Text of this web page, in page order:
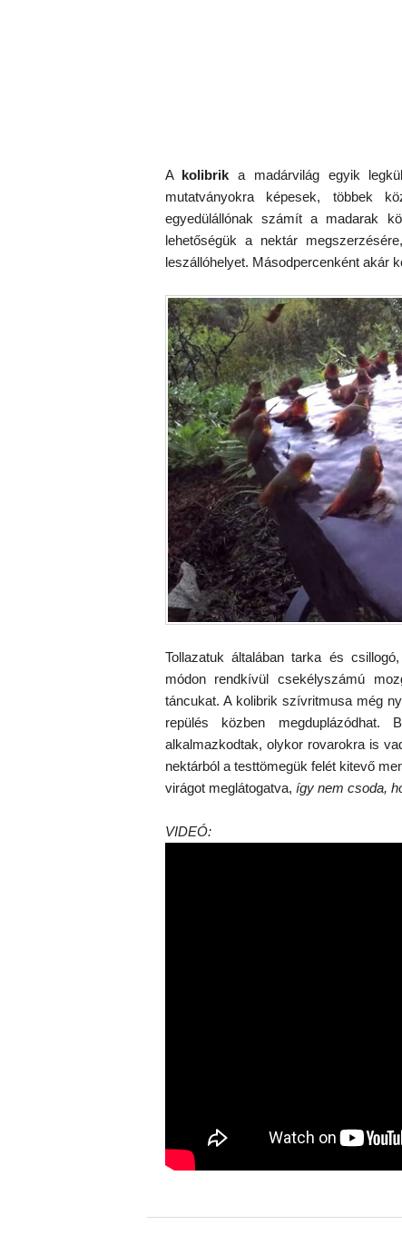
A kolibrik a madárvilág egyik
mutatványokra képesek, többek
egyedülállónak számít a madarak
lehetőségük a nektár
leszállóhelyet. Másodpercenként akár
Tollazatuk általában tarka és
módon rendkívül csekélyszámú
táncukat. A kolibrik szívritmusa még
repülés közben
alkalmazkodtak, olykor rovarokra is
nektárból a testtömegük felét kitevő
virágot meglátogatva, így nem csoda,
VIDEÓ: